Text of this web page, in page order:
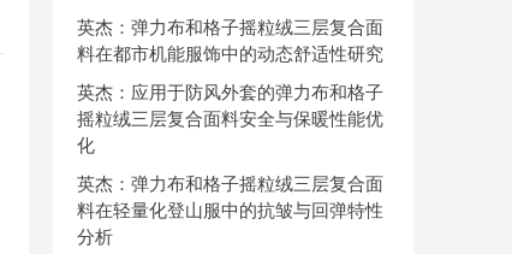
英杰：弹力布和格子摇粒绒三层复合面
料在都市机能服饰中的动态舒适性研究
英杰：应用于防风外套的弹力布和格子
摇粒绒三层复合面料安全与保暖性能优
化
英杰：弹力布和格子摇粒绒三层复合面
料在轻量化登山服中的抗皱与回弹特性
分析